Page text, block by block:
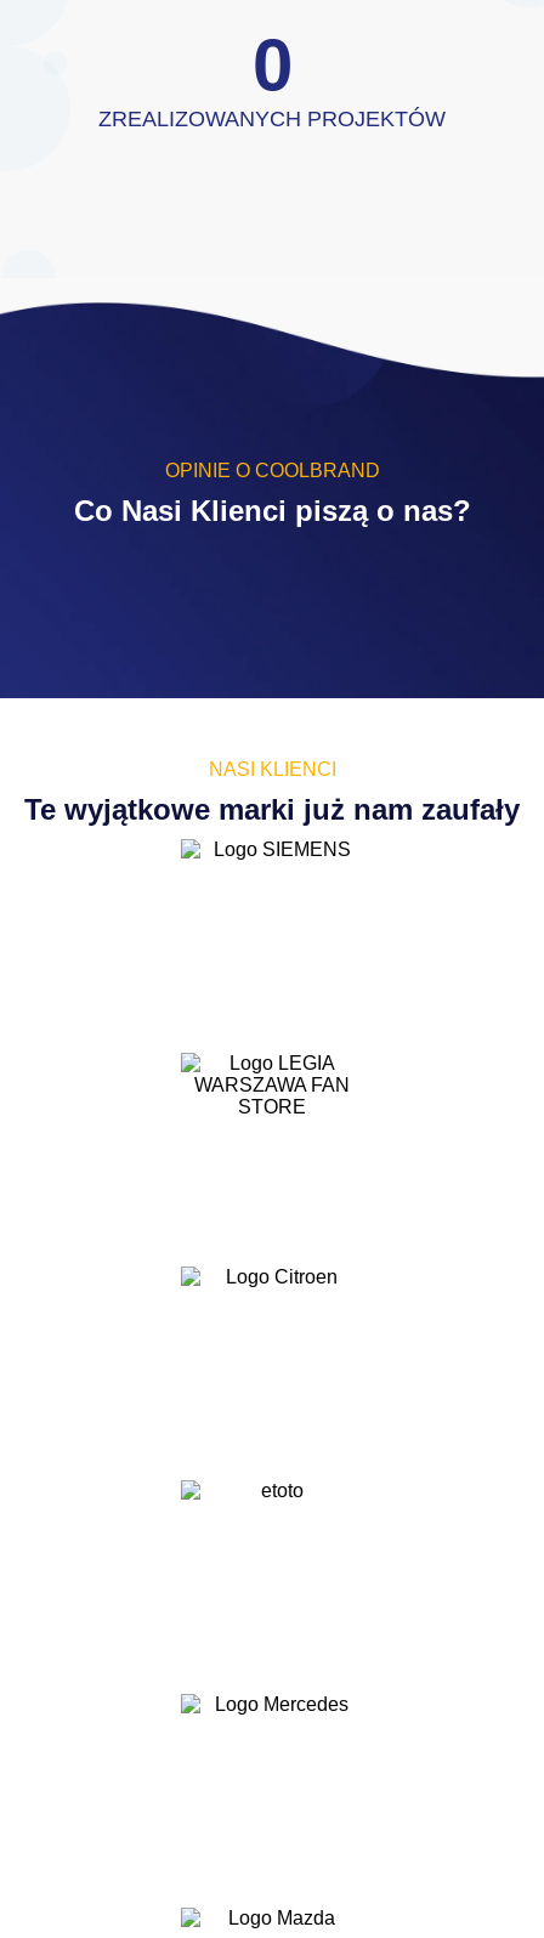
0
ZREALIZOWANYCH PROJEKTÓW
OPINIE O COOLBRAND
Co Nasi Klienci piszą o nas?
NASI KLIENCI
Te wyjątkowe marki już nam zaufały